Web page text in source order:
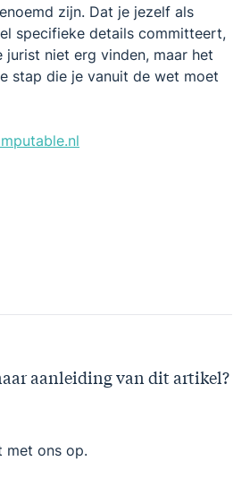
zijn. Dat je jezelf als
specifieke details committeert,
jurist niet erg vinden, maar het
stap die je vanuit de wet moet
aanleiding van dit artikel?
met ons op.